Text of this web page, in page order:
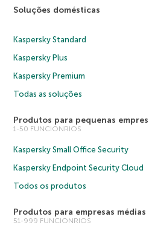
Soluções domésticas
Kaspersky Standard
Kaspersky Plus
Kaspersky Premium
Todas as soluções
Produtos para pequenas
1-50 FUNCIONRIOS
Kaspersky Small Office Security
Kaspersky Endpoint Security Cloud
Todos os produtos
Produtos para empresas médias
51-999 FUNCIONRIOS